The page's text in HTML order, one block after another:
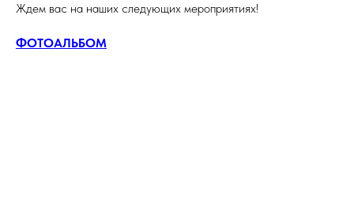
Ждем вас на наших следующих мероприятиях!
ФОТОАЛЬБОМ